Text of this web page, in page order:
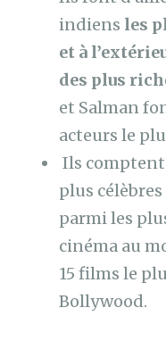
indiens les
et à
des plus
et Salman
acteurs le
Ils
plus
parmi les
cinéma au
15 films le
Bollywood.